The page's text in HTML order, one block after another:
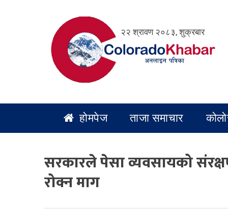
२२ श्रावण २०८३, शुक्रबार
होमपेज ताजा समाचार
सरकारले पेसा व्यवसायको
रोक्न माग